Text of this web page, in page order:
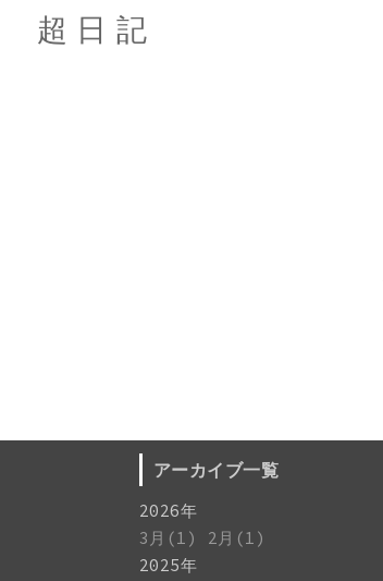
超日記
アーカイブ一覧
2026年
3月(1)
2月(1)
2025年